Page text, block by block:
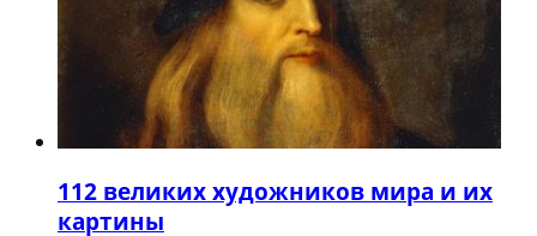
112 великих художников мира и их
картины